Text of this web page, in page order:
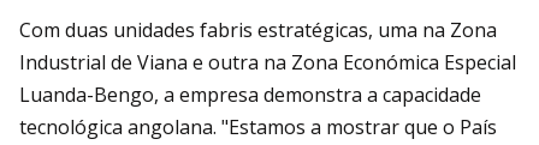
Com duas unidades fabris estratégicas, uma na Zona
Industrial de Viana e outra na Zona Económica Especial
Luanda-Bengo, a empresa demonstra a capacidade
tecnológica angolana. "Estamos a mostrar que o País